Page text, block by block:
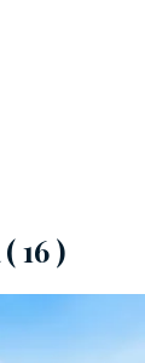
takdir
( 16 )